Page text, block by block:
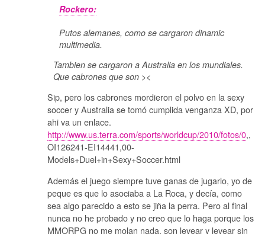
Rockero:
Putos alemanes, como se cargaron dinamic
multimedia.
Tambien se cargaron a Australia en los mundiales.
Que cabrones que son ><
Sip, pero los cabrones mordieron el polvo en la sexy
soccer y Australia se tomó cumplida venganza XD, por
ahi va un enlace.
http://www.us.terra.com/sports/worldcup/2010/fotos/0,,
OI126241-EI14441,00-
Models+Duel+in+Sexy+Soccer.html
Además el juego siempre tuve ganas de jugarlo, yo de
peque es que lo asociaba a La Roca, y decía, como
sea algo parecido a esto se jiña la perra. Pero al final
nunca no he probado y no creo que lo haga porque los
MMORPG no me molan nada, son levear y levear sin